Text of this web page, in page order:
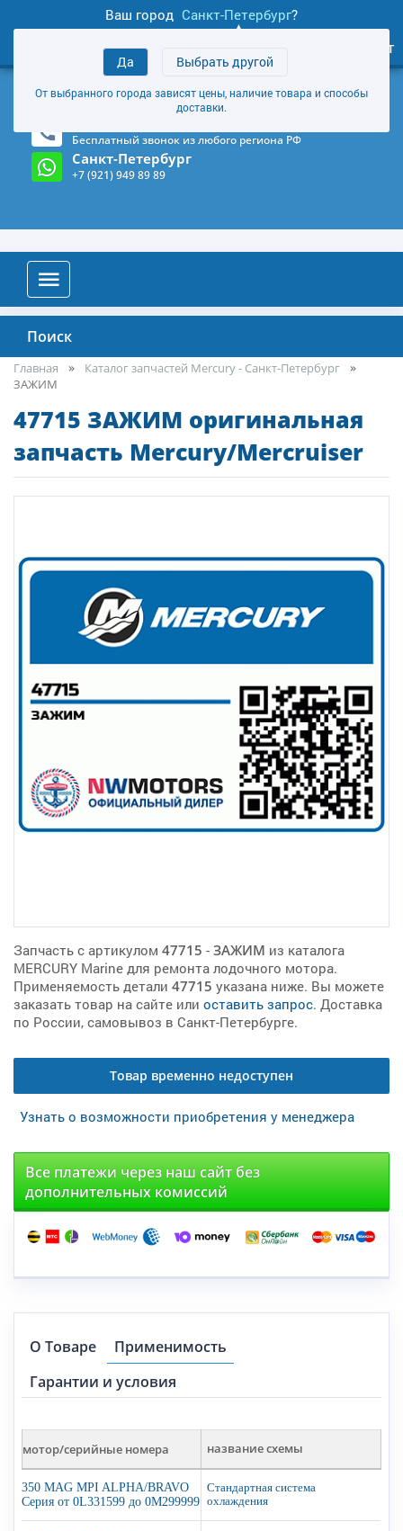
Ваш город Санкт-Петербург?
Да Выбрать другой
От выбранного города зависят цены, наличие товара и способы
доставки.
товаров
Личный кабинет
+7 (921) 949 89 89
Магазин и склад в Санкт-Петербурге (Карта)
Бесплатный звонок из любого региона РФ
Санкт-Петербург
+7 (921) 949 89 89
Поиск
Главная
Каталог запчастей Mercury - Санкт-Петербург
ЗАЖИМ
47715 ЗАЖИМ оригинальная
запчасть Mercury/Mercruiser
Запчасть с артикулом 47715 - ЗАЖИМ из каталога
MERCURY Marine для ремонта лодочного мотора.
Применяемость детали 47715 указана ниже. Вы можете
заказать товар на сайте или оставить запрос. Доставка
по России, самовывоз в Санкт-Петербурге.
Товар временно недоступен
Узнать о возможности приобретения у менеджера
Все платежи через наш сайт без
дополнительных комиссий
О Товаре
Применимость
Гарантии и условия
мотор/серийные номера название схемы
350 MAG MPI ALPHA/BRAVO
Серия от 0L331599 до 0M299999
Стандартная система
охлаждения